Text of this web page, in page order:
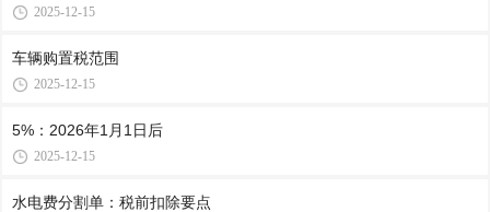
2025-12-15
车辆购置税范围
2025-12-15
5%：2026年1月1日后
2025-12-15
水电费分割单：税前扣除要点